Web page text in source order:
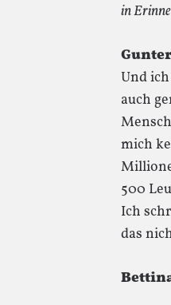
in
Und
auch
mich
500
Ich
das